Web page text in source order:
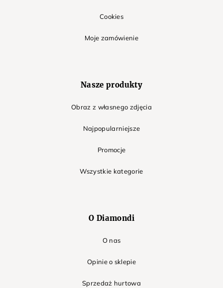
Cookies
Moje zamówienie
Nasze produkty
Obraz z własnego zdjęcia
Najpopularniejsze
Promocje
Wszystkie kategorie
O Diamondi
O nas
Opinie o sklepie
Sprzedaż hurtowa